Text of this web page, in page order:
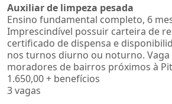
Auxiliar de limpeza pesada
Ensino fundamental completo, 6
Imprescindível possuir carteira de
certificado de dispensa e
nos turnos diurno ou noturno.
moradores de bairros próximos à
1.650,00 + benefícios
3 vagas